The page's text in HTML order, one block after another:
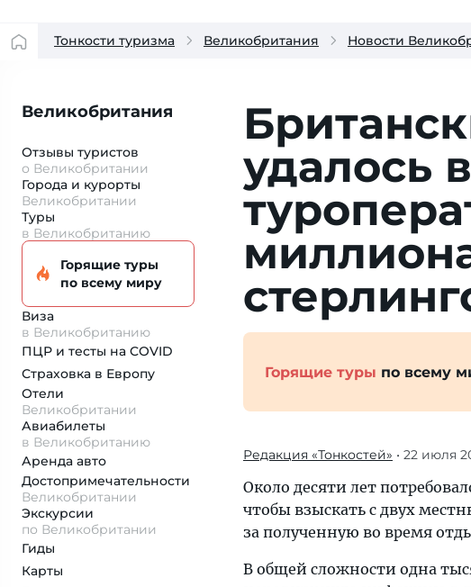
Тонкости туризма Великобритания Новости
Великобритания
Отзывы туристов
о Великобритании
Города и курорты
Великобритании
Туры
в Великобританию
Горящие туры
по всему миру
Виза
в Великобританию
ПЦР и тесты на COVID
Страховка в Европу
Отели
Великобритании
Авиабилеты
в Великобританию
Аренда авто
Достопримеча­тельности
Великобритании
Экскурсии
по Великобритании
Гиды
Карты
удалось
Горящие туры по всему
Редакция «Тонкостей» • 22 июля
Около десяти лет
чтобы взыскать с двух
за полученную во время
В общей сложности одна